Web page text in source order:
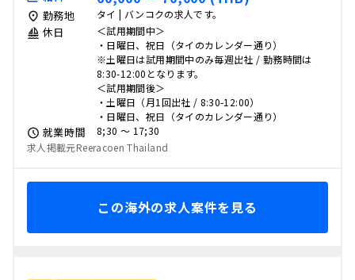
勤務地 タイ | バンコクの求人です。
休日
＜試用期間中＞
・日曜日、祝日（タイのカレンダー通り）
※土曜日は試用期間中のみ毎週出社 / 勤務時間は
8:30-12:00となります。
＜試用期間後＞
・土曜日（月1回出社 / 8:30-12:00）
・日曜日、祝日（タイのカレンダー通り）
就業時間
8;30 〜 17;30
求人掲載元Reeracoen Thailand
この海外の求人案件を見る